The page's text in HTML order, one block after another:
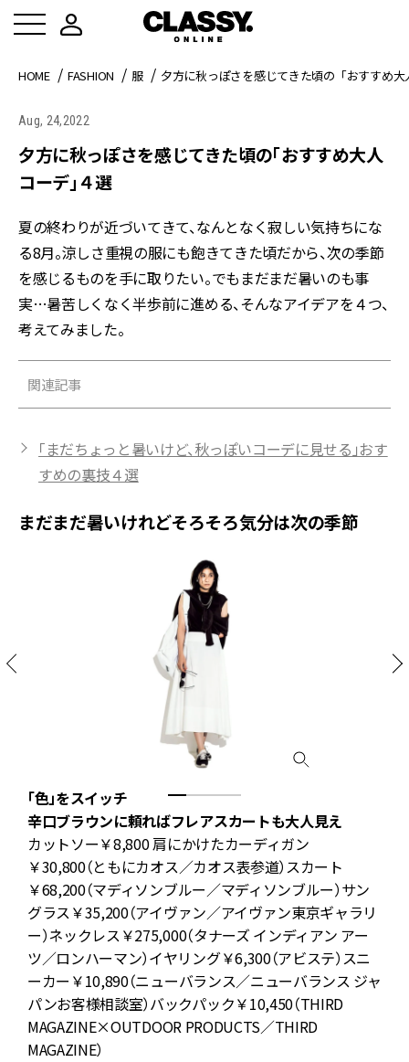
HOME FASHION 服 夕方に秋っぽさを感じてきた頃の「おすすめ
Aug, 24,2022
夕方に秋っぽさを感じてきた頃の「おすすめ大人
コーデ」４選
夏の終わりが近づいてきて、なんとなく寂しい気持ちにな
る8月。涼しさ重視の服にも飽きてきた頃だから、次の季節
を感じるものを手に取りたい。でもまだまだ暑いのも事
実…暑苦しくなく半歩前に進める、そんなアイデアを４つ、
考えてみました。
関連記事
「まだちょっと暑いけど、秋っぽいコーデに見せる」おす
すめの裏技４選
まだまだ暑いけれどそろそろ気分は次の季節
「色」をスイッチ
辛口ブラウンに頼ればフレアスカートも大人見え
カットソー￥8,800 肩にかけたカーディガン
￥30,800（ともにカオス／カオス表参道）スカート
￥68,200（マディソンブルー／マディソンブルー）サン
グラス￥35,200（アイヴァン／アイヴァン東京ギャラリ
ー）ネックレス￥275,000（タナーズ インディアン アー
ツ／ロンハーマン）イヤリング￥6,300（アビステ）スニ
ーカー￥10,890（ニューバランス／ニューバランス ジャ
パンお客様相談室）バックパック￥10,450（THIRD
MAGAZINE×OUTDOOR PRODUCTS／THIRD
MAGAZINE）